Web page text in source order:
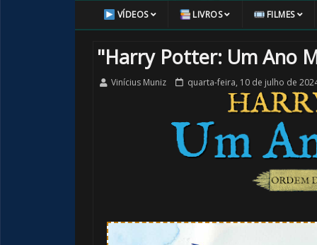
VÍDEOS LIVROS FILMES
"Harry Potter: Um Ano
Vinícius Muniz quarta-feira, 10 de julho de
1️⃣ 8️⃣